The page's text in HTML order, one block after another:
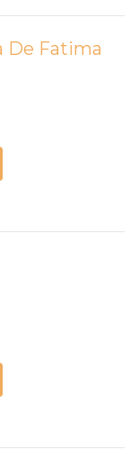
De Fatima